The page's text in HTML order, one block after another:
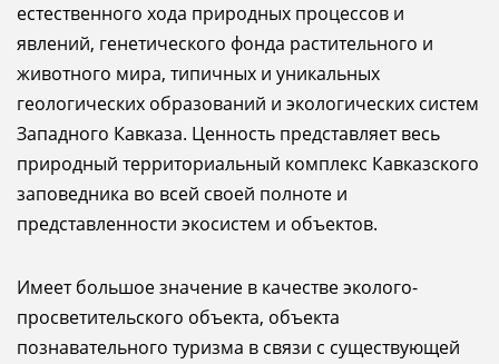
естественного хода природных процессов и
явлений, генетического фонда растительного и
животного мира, типичных и уникальных
геологических образований и экологических систем
Западного Кавказа. Ценность представляет весь
природный территориальный комплекс Кавказского
заповедника во всей своей полноте и
представленности экосистем и объектов.
Имеет большое значение в качестве эколого-
просветительского объекта, объекта
познавательного туризма в связи с существующей